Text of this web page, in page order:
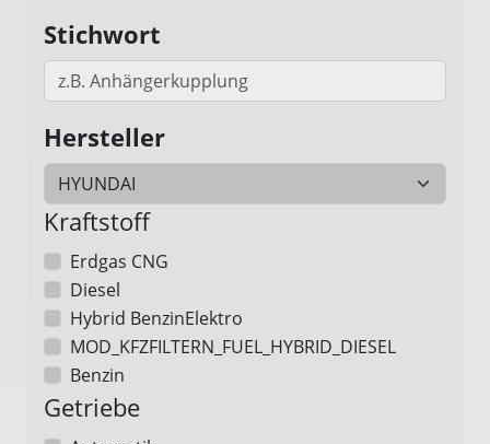
Stichwort
Hersteller
Kraftstoff
Erdgas CNG
Diesel
Hybrid BenzinElektro
MOD_KFZFILTERN_FUEL_HYBRID_DIESEL
Benzin
Getriebe